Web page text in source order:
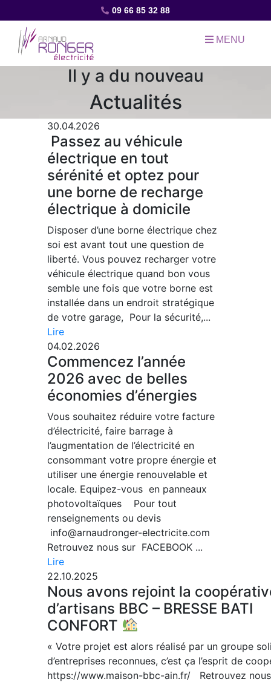
09 66 85 32 88
MENU
Il y a du nouveau
Actualités
30.04.2026
Passez au véhicule
électrique en tout
sérénité et optez pour
une borne de recharge
électrique à domicile
Disposer d’une borne électrique chez
soi est avant tout une question de
liberté. Vous pouvez recharger votre
véhicule électrique quand bon vous
semble une fois que votre borne est
installée dans un endroit stratégique
de votre garage, Pour la sécurité,...
Lire
04.02.2026
Commencez l’année
2026 avec de belles
économies d’énergies
Vous souhaitez réduire votre facture
d’électricité, faire barrage à
l’augmentation de l’électricité en
consommant votre propre énergie et
utiliser une énergie renouvelable et
locale. Equipez-vous en panneaux
photovoltaïques Pour tout
renseignements ou devis
info@arnaudronger-electricite.com
Retrouvez nous sur FACEBOOK ...
Lire
22.10.2025
Nous avons rejoint la
d’artisans BBC – BRESSE BATI
CONFORT
« Votre projet est alors réalisé par un groupe
d’entreprises reconnues, c’est ça l’esprit de
https://www.maison-bbc-ain.fr/ Retrouvez